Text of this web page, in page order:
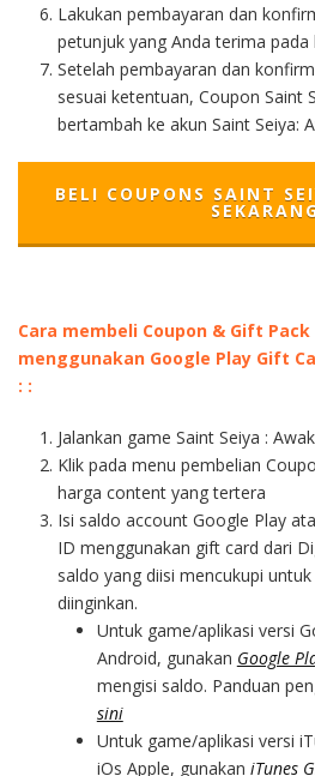
Lakukan pembayaran dan
petunjuk yang Anda terima pada
Setelah pembayaran dan
sesuai ketentuan, Coupon Saint
bertambah ke akun Saint Seiya:
BELI COUPONS SAINT
Cara membeli Coupon & Gift
menggunakan Google Play Gift
: :
Jalankan game Saint Seiya :
Klik pada menu pembelian
harga content yang tertera
Isi saldo account Google Play
ID menggunakan gift card dari
saldo yang diisi mencukupi
diinginkan.
Untuk game/aplikasi versi
Android, gunakan Google
mengisi saldo. Panduan
sini
Untuk game/aplikasi versi
iOs Apple, gunakan iTunes